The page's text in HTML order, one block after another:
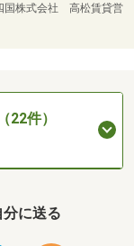
国株式会社 高松賃貸営
22件）
に送る